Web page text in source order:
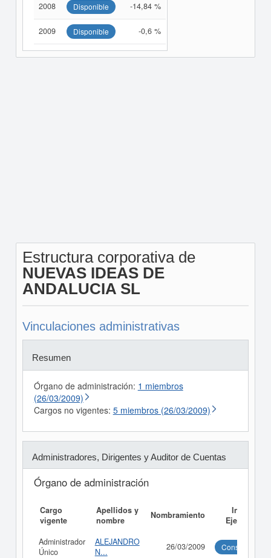
2008 Disponible -14,84 %
2009 Disponible -0,6 %
Estructura corporativa de
NUEVAS IDEAS DE
ANDALUCIA SL
Vinculaciones administrativas
Resumen
Órgano de administración: 1 miembros
(26/03/2009)
Cargos no vigentes: 5 miembros (26/03/2009)
Administradores, Dirigentes y Auditor de Cuentas
Órgano de administración
Cargo
vigente
Apellidos y
nombre
Nombramiento
Informe
Ejecutivo
Administrador
Único
ALEJANDRO
N...
26/03/2009 Consultar